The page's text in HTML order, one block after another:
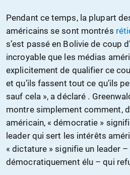
Pendant ce temps, la plupart
américains se sont montrés
s’est passé en Bolivie de coup
incroyable que les médias
explicitement de qualifier ce
et qu’ils fassent tout ce qu’ils
sauf cela », a déclaré .
montre simplement comment,
américain, « démocratie »
leader qui sert les intérêts
« dictature » signifie un leader –
démocratiquement élu – qui